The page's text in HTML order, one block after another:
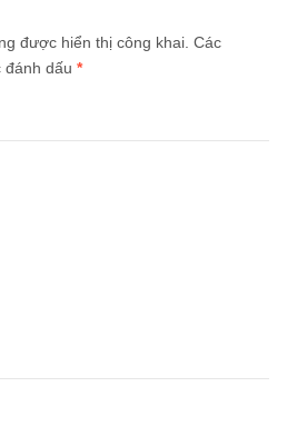
được hiển thị công khai. Các
dấu *